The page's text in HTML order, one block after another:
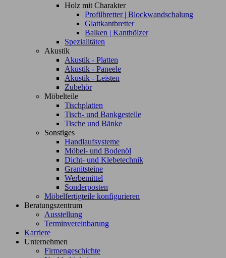
Holz mit Charakter
Profilbretter | Blockwandschalung
Glattkantbretter
Balken | Kanthölzer
Spezialitäten
Akustik
Akustik - Platten
Akustik - Paneele
Akustik - Leisten
Zubehör
Möbelteile
Tischplatten
Tisch- und Bankgestelle
Tische und Bänke
Sonstiges
Handlaufsysteme
Möbel- und Bodenöl
Dicht- und Klebetechnik
Granitsteine
Werbemittel
Sonderposten
Möbelfertigteile konfigurieren
Beratungszentrum
Ausstellung
Terminvereinbarung
Karriere
Unternehmen
Firmengeschichte